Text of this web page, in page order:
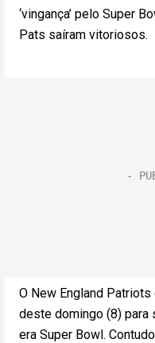
‘vingança’ pelo Super
Pats saíram vitoriosos.
O New England
deste domingo (8) para
era Super Bowl.